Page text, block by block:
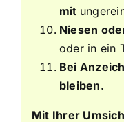
mit
Niesen
oder in ein
Bei
bleiben.
Mit Ihrer